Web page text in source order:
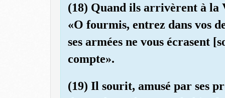
(18) Quand ils arrivèrent à la
«O fourmis, entrez dans vos
ses armées ne vous écrasent
compte».
(19) Il sourit, amusé par ses